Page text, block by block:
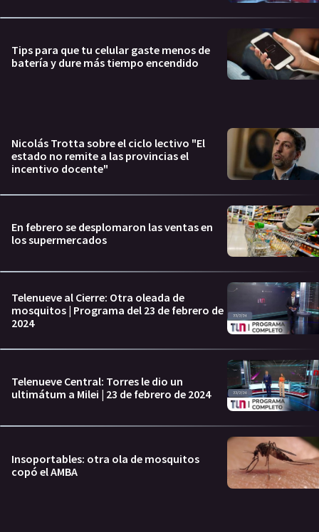
Tips para que tu celular gaste menos de
batería y dure más tiempo encendido
Nicolás Trotta sobre el ciclo lectivo "El
estado no remite a las provincias el
incentivo docente"
En febrero se desplomaron las ventas en
los supermercados
Telenueve al Cierre: Otra oleada de
mosquitos | Programa del 23 de febrero de
2024
Telenueve Central: Torres le dio un
ultimátum a Milei | 23 de febrero de 2024
Insoportables: otra ola de mosquitos
copó el AMBA